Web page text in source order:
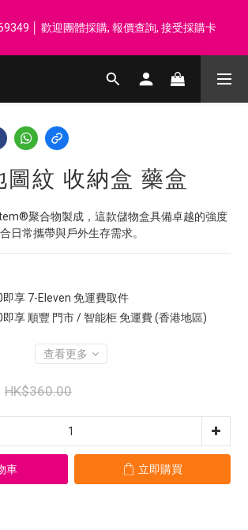
汗毛巾 韓國制 送完即止
│ 歡迎團體採購, 報價查詢, 接受採購卡
贈$1 │ 滿HK$899 送 N-rit Campack Towel 吸
紋 收納盒 藥盒
聚合物製成，這款儲物盒具備卓越的強度
日常攜帶與戶外生存需求。
享 7-Eleven 免運費取件
享 順豐 門市 / 智能柜 免運費 (香港地區)
查看更多
HK$360.00
車 立即購買